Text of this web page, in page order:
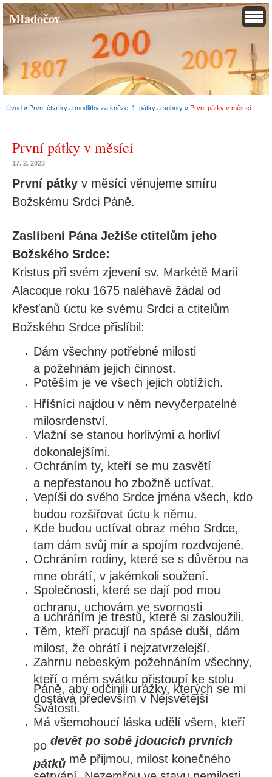
Mladočov
Úvod » První čtvrtky a modlitby za kněze, 1. pátky a soboty » První pátky v měsíci
První pátky v měsíci
17. 2. 2023
První pátky v měsíci věnujeme smíru
Božskému Srdci Páně.
Zaslíbení Pána Ježíše ctitelům jeho
Božského Srdce:
Kristus při svém zjevení sv. Markétě Marii
Alacoque roku 1675 naléhavě žádal od
křesťanů úctu ke svému Srdci a ctitelům
Božského Srdce přislíbil:
Dám všechny potřebné milosti
a požehnám jejich činnost.
Potěším je ve všech jejich obtížích.
Hříšníci najdou v něm nevyčerpatelné
milosrdenství.
Vlažní se stanou horlivými a horliví
dokonalejšími.
Ochráním ty, kteří se mu zasvětí
a nepřestanou ho zbožně uctívat.
Vepíši do svého Srdce jména všech, kdo
budou rozšiřovat úctu k němu.
Kde budou uctívat obraz mého Srdce,
tam dám svůj mír a spojím rozdvojené.
Ochráním rodiny, které se s důvěrou na
mne obrátí, v jakémkoli soužení.
Společnosti, které se dají pod mou
ochranu, uchovám ve svornosti
a uchráním je trestů, které si zasloužili.
Těm, kteří pracují na spáse duší, dám
milost, že obrátí i nejzatvrzelejší.
Zahrnu nebeským požehnáním všechny,
kteří o mém svátku přistoupí ke stolu
Páně, aby odčinili urážky, kterých se mi
dostává především v Nejsvětější
Svátosti.
Má všemohoucí láska udělí všem, kteří
po devět po sobě jdoucích prvních
pátků mě přijmou, milost konečného
setrvání. Nezemřou ve stavu nemilosti